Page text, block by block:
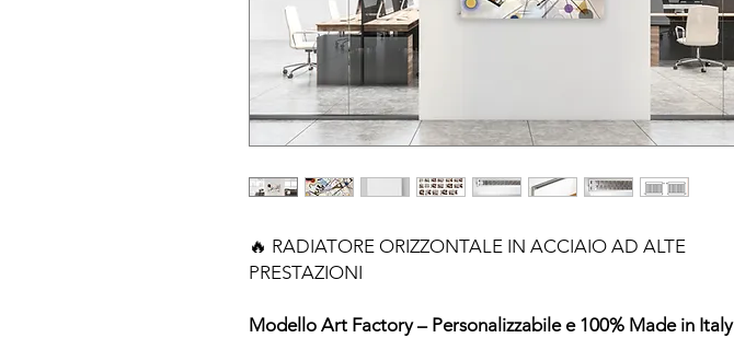
🔥 RADIATORE ORIZZONTALE IN ACCIAIO AD ALTE
PRESTAZIONI
Modello Art Factory – Personalizzabile e 100% Made in Italy